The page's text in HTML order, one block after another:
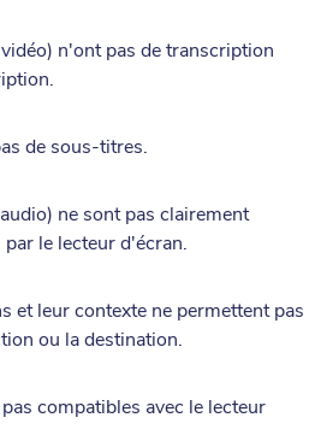
n'ont pas de transcription
de sous-titres.
ne sont pas clairement
le lecteur d'écran.
et leur contexte ne permettent pas
ou la destination.
compatibles avec le lecteur